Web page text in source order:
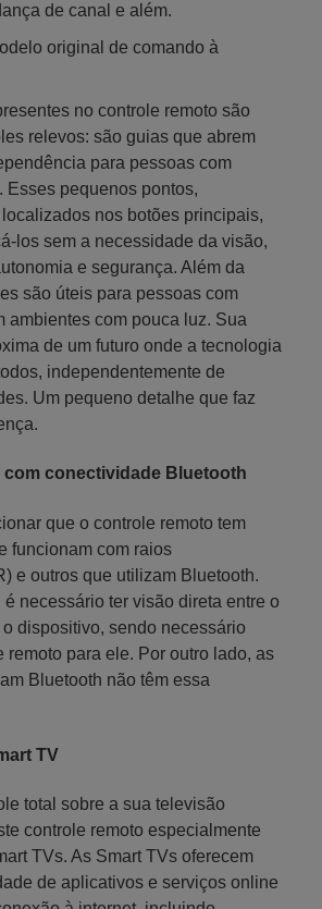
de canal e além.
original de comando à
no controle remoto são
relevos: são guias que abrem
para pessoas com
Esses pequenos pontos,
nos botões principais,
los sem a necessidade da visão,
e segurança. Além da
são úteis para pessoas com
ambientes com pouca luz. Sua
de um futuro onde a tecnologia
independentemente de
Um pequeno detalhe que faz
conectividade Bluetooth
que o controle remoto tem
funcionam com raios
e outros que utilizam Bluetooth.
é necessário ter visão direta entre o
dispositivo, sendo necessário
remoto para ele. Por outro lado, as
Bluetooth não têm essa
TV
total sobre a sua televisão
controle remoto especialmente
TVs. As Smart TVs oferecem
de aplicativos e serviços online